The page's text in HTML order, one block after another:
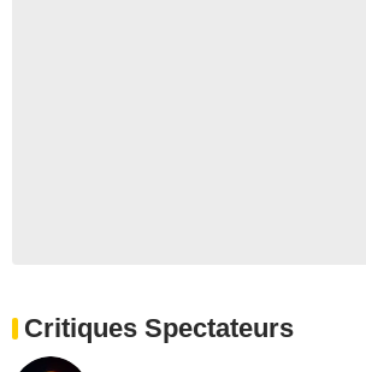
Critiques Spectateurs